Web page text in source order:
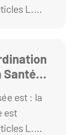
L.
Santé
est : la
est
L.